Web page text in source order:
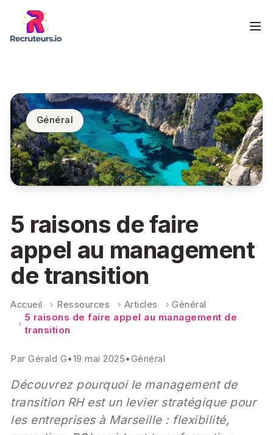
Général
5 raisons de faire
appel au management
de transition
Accueil › Ressources › Articles › Général
›
5 raisons de faire appel au management de
transition
ParGérald G•19 mai 2025•Général
Découvrez pourquoi le management de
transition RH est un levier stratégique pour
les entreprises à Marseille : flexibilité,